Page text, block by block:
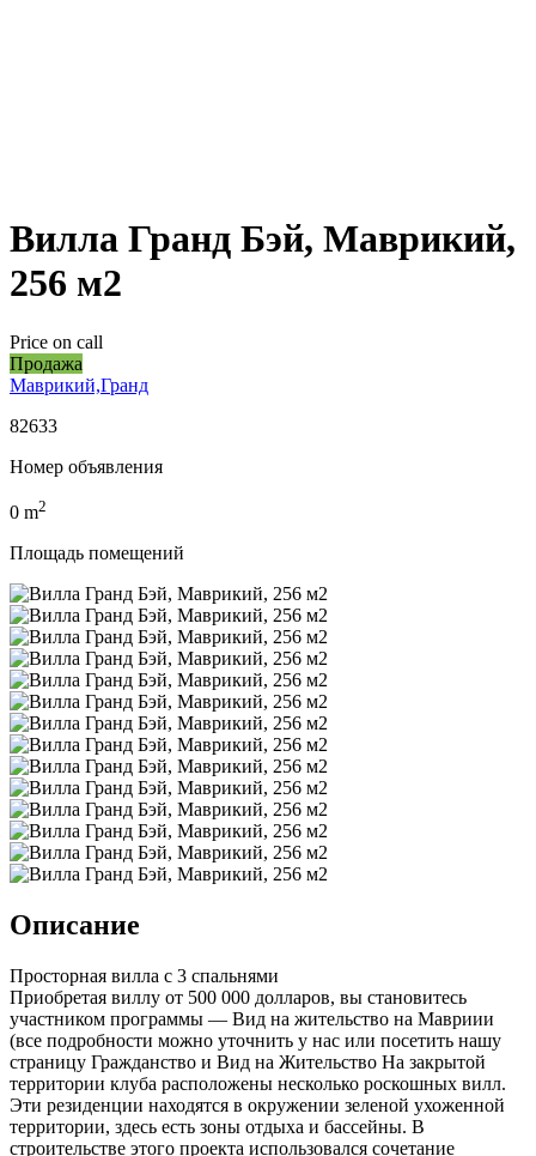
Вилла Гранд Бэй, Маврикий,
256 м2
Price on call
Продажа
Маврикий,Гранд
82633
Номер объявления
0 m2
Площадь помещений
Описание
Просторная вилла с 3 спальнями
Приобретая виллу от 500 000 долларов, вы становитесь
участником программы — Вид на жительство на Мавриии
(все подробности можно уточнить у нас или посетить нашу
страницу Гражданство и Вид на Жительство На закрытой
территории клуба расположены несколько роскошных вилл.
Эти резиденции находятся в окружении зеленой ухоженной
территории, здесь есть зоны отдыха и бассейны. В
строительстве этого проекта использовался сочетание